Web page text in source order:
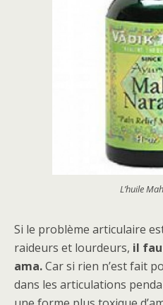
L’huile
Si le problème articulaire
raideurs et lourdeurs, il
ama.Car si rien n’est fait
dans les articulations